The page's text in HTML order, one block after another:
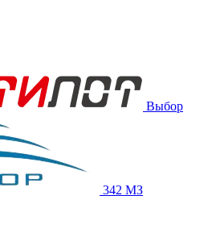
Выбор
342 МЗ